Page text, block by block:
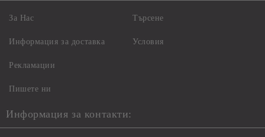
За Нас
Информация за доставка
Рекламации
Пишете ни
Търсене
Условия
Информация за контакти: